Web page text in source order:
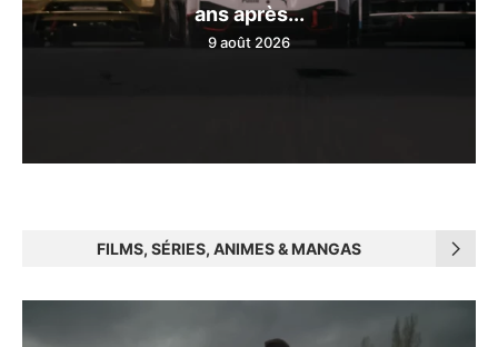
ans après...
9 août 2026
FILMS, SÉRIES, ANIMES & MANGAS